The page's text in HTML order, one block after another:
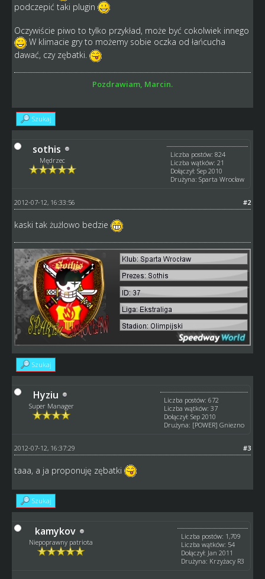
podczepić taki plugin
Oczywiście piwo to tylko przykład, może być cokolwiek innego
W klimacie gry to możemy sobie oczka od łańcucha
dawać, czy zębatki.
Pozdrawiam, Marcin.
Szukaj
sothis
Mędrzec
Liczba postów: 824
Liczba wątków: 21
Dołączył: Sep 2010
Drużyna: Sparta Wrocław
#2
2012-07-12, 16:33:56
kaski tak żużlowo bedzie
Szukaj
Hyziu
Super Manager
Liczba postów: 672
Liczba wątków: 37
Dołączył: Sep 2010
Drużyna: [POWER] Gniezno
#3
2012-07-12, 16:37:29
taaa, a ja proponuję zębatki
Szukaj
kamykov
Niepoprawny patriota
Liczba postów: 1,709
Liczba wątków: 54
Dołączył: Jan 2011
Drużyna: Krzyżacy R3